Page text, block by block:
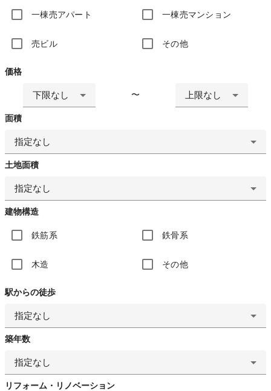
一棟売アパート 一棟売マンション
売ビル その他
価格
下限なし 〜 上限なし
面積
指定なし
土地面積
指定なし
建物構造
鉄筋系 鉄骨系
木造 その他
駅からの徒歩
指定なし
築年数
指定なし
リフォーム・リノベーション